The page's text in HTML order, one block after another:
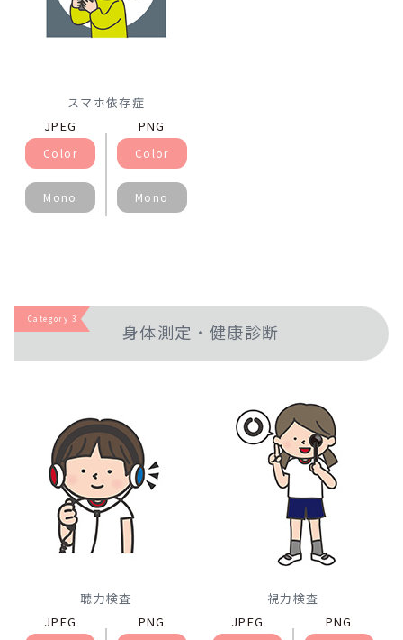
スマホ依存症
JPEG
Color
Mono
PNG
Color
Mono
Category 3
身体測定・健康診断
聴力検査
JPEG
PNG
視力検査
JPEG
PNG